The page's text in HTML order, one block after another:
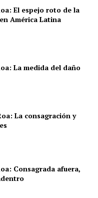
El espejo roto de la
América Latina
La medida del daño
La consagración y
Consagrada afuera,